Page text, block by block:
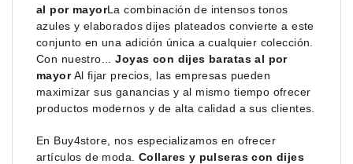
al por mayorLa combinación de intensos tonos
azules y elaborados dijes plateados convierte a este
conjunto en una adición única a cualquier colección.
Con nuestro...Joyas con dijes baratas al por
mayorAl fijar precios, las empresas pueden
maximizar sus ganancias y al mismo tiempo ofrecer
productos modernos y de alta calidad a sus clientes.
En Buy4store, nos especializamos en ofrecer
artículos de moda. Collares y pulseras con dijes